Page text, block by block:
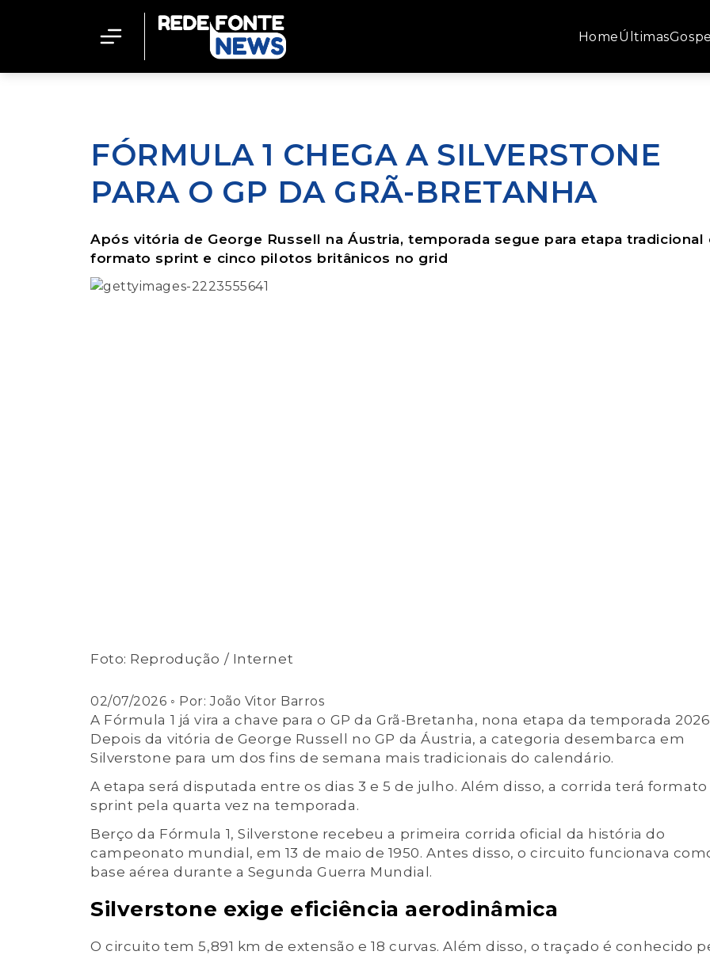
HomeÚltimasGospel
FÓRMULA 1 CHEGA A SILVERSTONE
PARA O GP DA GRÃ-BRETANHA
Após vitória de George Russell na Áustria, temporada segue para etapa tradicional
formato sprint e cinco pilotos britânicos no grid
Foto: Reprodução / Internet
02/07/2026 ◦ Por:João Vitor Barros
A Fórmula 1 já vira a chave para o GP da Grã-Bretanha, nona etapa da temporada
Depois da vitória de George Russell no GP da Áustria, a categoria desembarca em
Silverstone para um dos fins de semana mais tradicionais do calendário.
A etapa será disputada entre os dias 3 e 5 de julho. Além disso, a corrida terá formato
sprint pela quarta vez na temporada.
Berço da Fórmula 1, Silverstone recebeu a primeira corrida oficial da história do
campeonato mundial, em 13 de maio de 1950. Antes disso, o circuito funcionava
base aérea durante a Segunda Guerra Mundial.
Silverstone exige eficiência aerodinâmica
O circuito tem 5,891 km de extensão e 18 curvas. Além disso, o traçado é conhecido